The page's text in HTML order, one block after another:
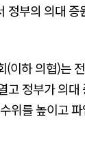
정부의 의대
(이하 의협)는
고 정부가 의
위를 높이고